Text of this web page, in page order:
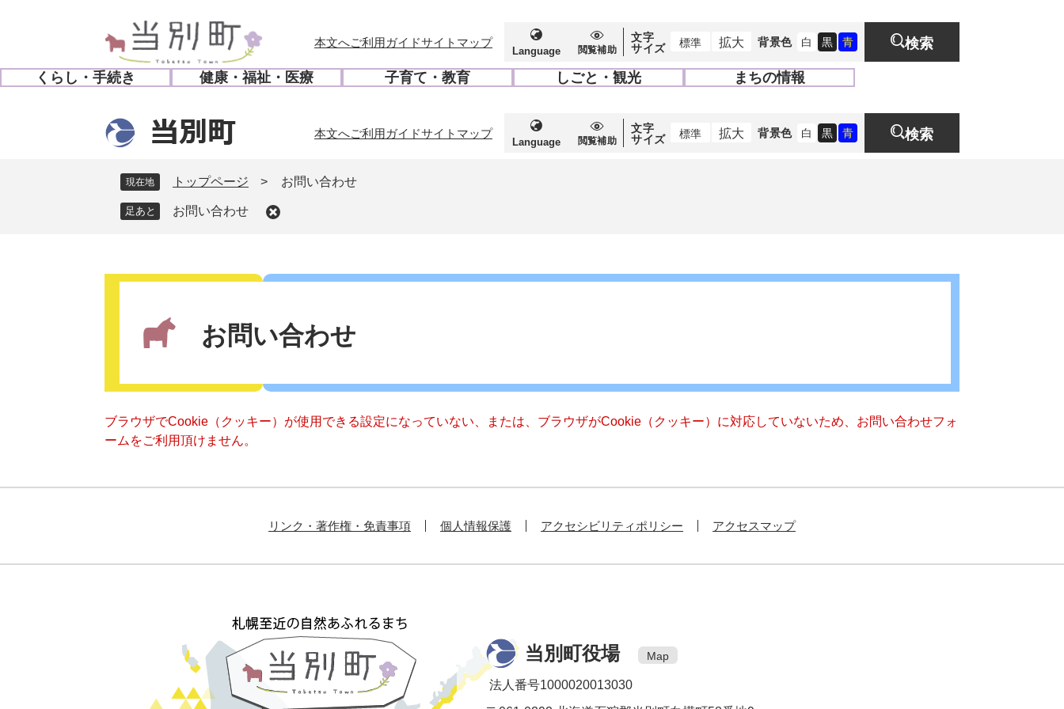
の
先
ー
を
本文へご利用ガイドサイトマップ
Language 閲覧補助
文字
サイズ
標準 拡大 背景色 白 黒 青 検索
くらし・手続き
開
健康・福祉・医療
開
子育て・教育
開
しごと・観光
開
まちの情報
開
本文へご利用ガイドサイトマップ
Language 閲覧補助
文字
サイズ
標準 拡大 背景色 白 黒 青 検索
現在地 トップページ > お問い合わせ
お問い合わせ
お問い合わせ
ブラウザでCookie（クッキー）が使用できる設定になっていない、または、ブラウザがCookie（クッキー）に対応していないため、お問い合わせフォ
ームをご利用頂けません。
リンク・著作権・免責事項 個人情報保護 アクセシビリティポリシー アクセスマップ
当別町役場 Map
法人番号1000020013030